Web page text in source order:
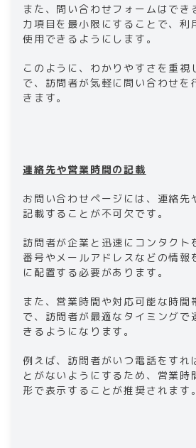
また、問い合わせフォームはでき
力項目を最小限にすることで、利
使用できるようにします。
このように、わかりやすさを重視
で、訪問者が気軽に問い合わせを
きます。
連絡先や営業時間の記載
お問い合わせページには、連絡先
記載することが不可欠です。
訪問者が企業と迅速にコンタクト
番号やメールアドレスなどの情報
に配置する必要があります。
また、営業時間や対応可能な時間
で、訪問者が最適なタイミングで
きるようになります。
例えば、訪問者がいつ電話をすれ
とがないようにするため、営業時
形で表示することが推奨されます。